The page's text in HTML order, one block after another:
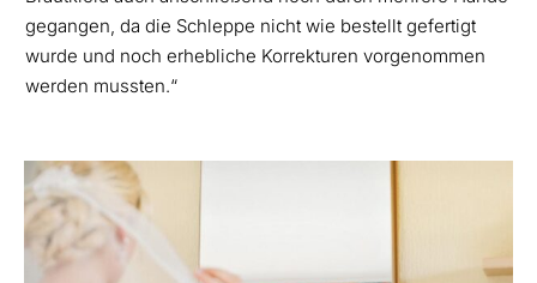
gegangen, da die Schleppe nicht wie bestellt gefertigt
wurde und noch erhebliche Korrekturen vorgenommen
werden mussten.“